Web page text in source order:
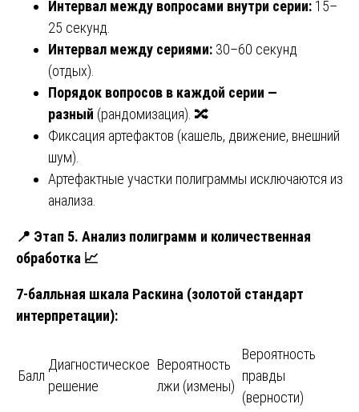
Интервал между вопросами внутри серии: 15–
25 секунд.
Интервал между сериями: 30–60 секунд
(отдых).
Порядок вопросов в каждой серии —
разный (рандомизация). 🔀
Фиксация артефактов (кашель, движение, внешний
шум).
Артефактные участки полиграммы исключаются из
анализа.
📍 Этап 5. Анализ полиграмм и количественная
обработка 📈
7-балльная шкала Раскина (золотой стандарт
интерпретации):
Балл
Диагностическое
решение
Вероятность
лжи (измены)
Вероятность
правды
(верности)